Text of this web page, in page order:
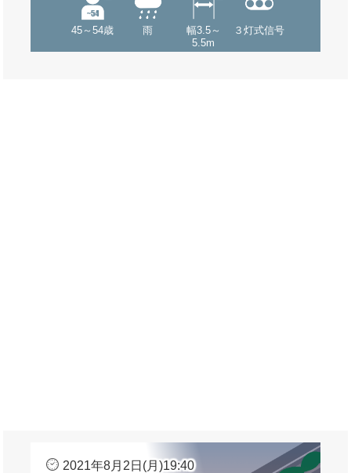
45～54歳 雨
幅3.5～
5.5m
３灯式信号
2021年8月2日(月)19:40